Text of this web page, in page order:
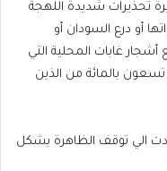
تحذيرات شديدة اللهجة
أو درع السودان أو
غابات المحلية التي
بالمائة من الذين
الي توقف الظاهرة بشكل